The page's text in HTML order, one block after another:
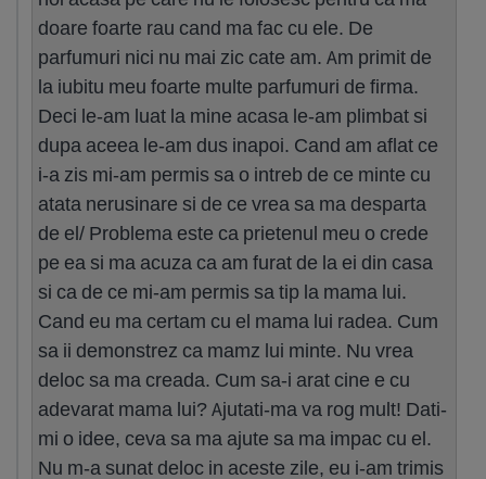
doare foarte rau cand ma fac cu ele. De
parfumuri nici nu mai zic cate am. Am primit de
la iubitu meu foarte multe parfumuri de firma.
Deci le-am luat la mine acasa le-am plimbat si
dupa aceea le-am dus inapoi. Cand am aflat ce
i-a zis mi-am permis sa o intreb de ce minte cu
atata nerusinare si de ce vrea sa ma desparta
de el/ Problema este ca prietenul meu o crede
pe ea si ma acuza ca am furat de la ei din casa
si ca de ce mi-am permis sa tip la mama lui.
Cand eu ma certam cu el mama lui radea. Cum
sa ii demonstrez ca mamz lui minte. Nu vrea
deloc sa ma creada. Cum sa-i arat cine e cu
adevarat mama lui? Ajutati-ma va rog mult! Dati-
mi o idee, ceva sa ma ajute sa ma impac cu el.
Nu m-a sunat deloc in aceste zile, eu i-am trimis